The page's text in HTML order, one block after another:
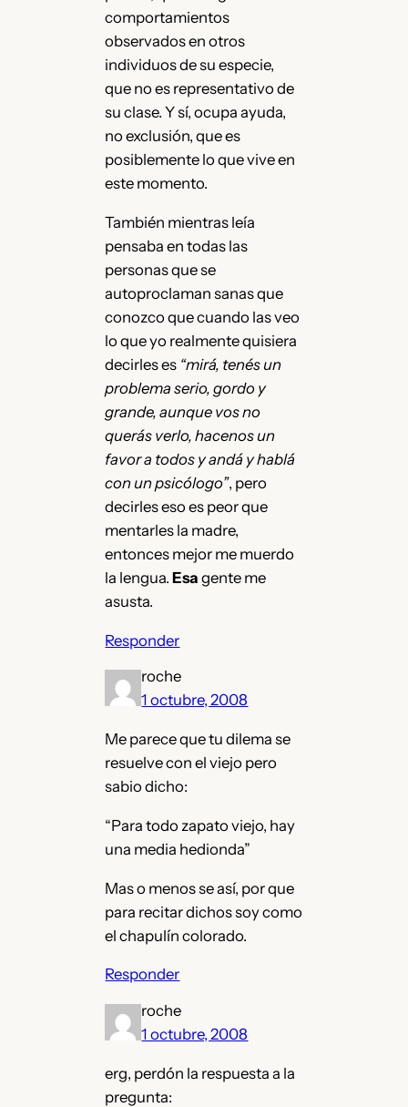
comportamientos
observados en otros
individuos de su especie,
que no es representativo de
su clase. Y sí, ocupa ayuda,
no exclusión, que es
posiblemente lo que vive en
este momento.
También mientras leía
pensaba en todas las
personas que se
autoproclaman sanas que
conozco que cuando las veo
lo que yo realmente quisiera
decirles es “mirá, tenés un
problema serio, gordo y
grande, aunque vos no
querás verlo, hacenos un
favor a todos y andá y hablá
con un psicólogo”, pero
decirles eso es peor que
mentarles la madre,
entonces mejor me muerdo
la lengua.Esa gente me
asusta.
Responder
roche
1 octubre, 2008
Me parece que tu dilema se
resuelve con el viejo pero
sabio dicho:
“Para todo zapato viejo, hay
una media hedionda”
Mas o menos se así, por que
para recitar dichos soy como
el chapulín colorado.
Responder
roche
1 octubre, 2008
erg, perdón la respuesta a la
pregunta: